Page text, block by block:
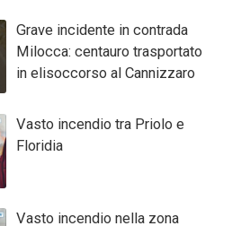
Grave incidente in contrada
Milocca: centauro trasportato
in elisoccorso al Cannizzaro
Vasto incendio tra Priolo e
Floridia
Vasto incendio nella zona